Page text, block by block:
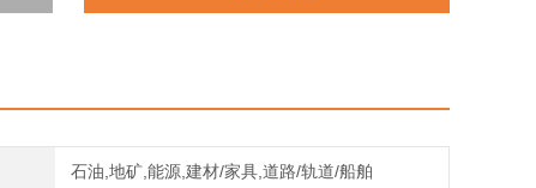
石油,地矿,能源,建材/家具,道路/轨道/船舶